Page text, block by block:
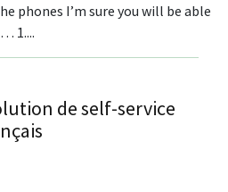
phones I’m sure you will be able
1....
de self-service